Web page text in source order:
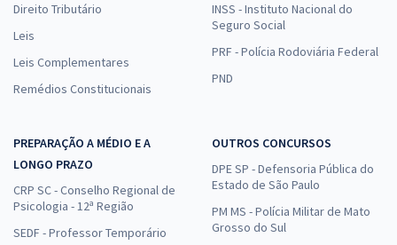
Direito Tributário
Leis
Leis Complementares
Remédios Constitucionais
INSS - Instituto Nacional do
Seguro Social
PRF - Polícia Rodoviária Federal
PND
PREPARAÇÃO A MÉDIO E A
LONGO PRAZO
CRP SC - Conselho Regional de
Psicologia - 12ª Região
SEDF - Professor Temporário
OUTROS CONCURSOS
DPE SP - Defensoria Pública do
Estado de São Paulo
PM MS - Polícia Militar de Mato
Grosso do Sul